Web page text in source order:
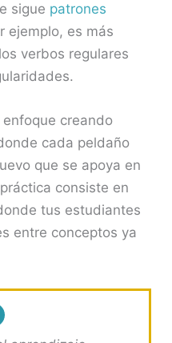
sigue patrones
ejemplo, es más
verbos regulares
creando
cada peldaño
que se apoya en
consiste en
tus estudiantes
entre conceptos ya